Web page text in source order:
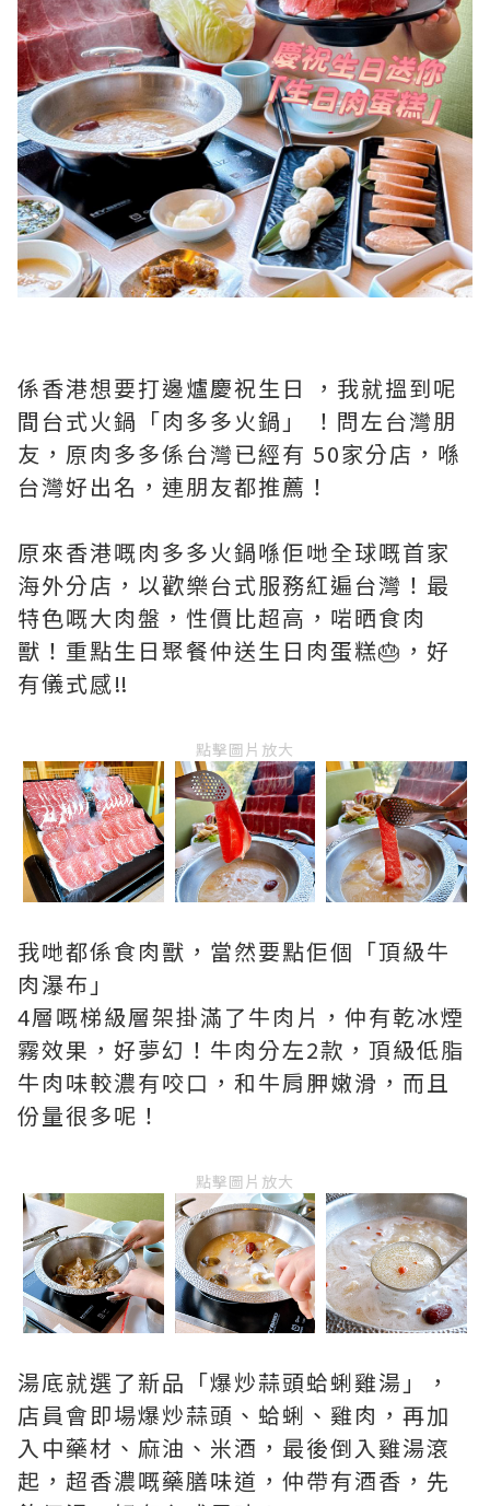
係香港想要打邊爐慶祝生日 ，我就搵到呢
間台式火鍋「肉多多火鍋」 ！問左台灣朋
友，原肉多多係台灣已經有 50家分店，喺
台灣好出名，連朋友都推薦！
原來香港嘅肉多多火鍋喺佢哋全球嘅首家
海外分店，以歡樂台式服務紅遍台灣！最
特色嘅大肉盤，性價比超高，啱晒食肉
獸！重點生日聚餐仲送生日肉蛋糕🎂，好
有儀式感‼️
點擊圖片放大
我哋都係食肉獸，當然要點佢個「頂級牛
肉瀑布」
4層嘅梯級層架掛滿了牛肉片，仲有乾冰煙
霧效果，好夢幻！牛肉分左2款，頂級低脂
牛肉味較濃有咬口，和牛肩胛嫩滑，而且
份量很多呢！
點擊圖片放大
湯底就選了新品「爆炒蒜頭蛤蜊雞湯」，
店員會即場爆炒蒜頭、蛤蜊、雞肉，再加
入中藥材、麻油、米酒，最後倒入雞湯滾
起，超香濃嘅藥膳味道，仲帶有酒香，先